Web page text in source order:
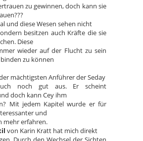
zu gewinnen, doch kann sie
und diese Wesen sehen nicht
besitzen auch Kräfte die sie
Diese
wieder auf der Flucht zu sein
zu können
mächtigsten Anführer der Seday
noch gut aus. Er scheint
doch kann Cey ihm
Mit jedem Kapitel wurde er für
und
mehr erfahren.
von Karin Kratt hat mich direkt